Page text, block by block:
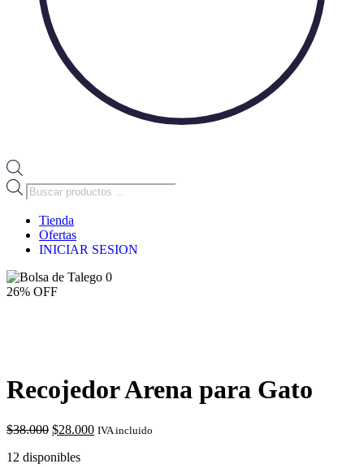
Búsqueda
de
productos
Tienda
Ofertas
INICIAR SESION
0
26% OFF
Recojedor Arena para Gato
$38.000 El
original
$28.000ElIVA incluido
12 disponibles